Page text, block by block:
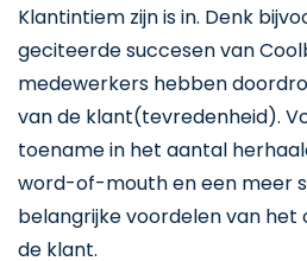
Klantintiem zijn is in. Denk
geciteerde succesen van
medewerkers hebben
van de klant(tevredenheid).
toename in het aantal
word-of-mouth en een meer
belangrijke voordelen van
de klant.